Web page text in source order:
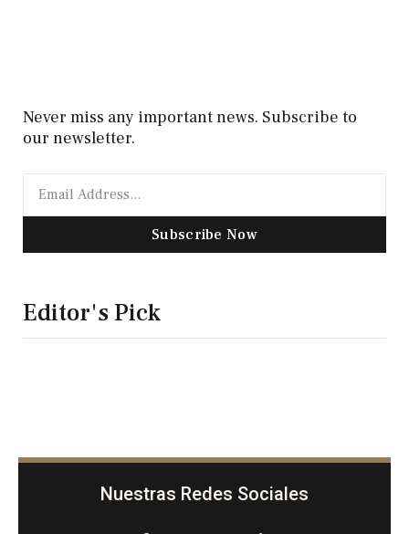
Never miss any important news. Subscribe to
our newsletter.
Subscribe Now
Editor's Pick
Nuestras Redes Sociales